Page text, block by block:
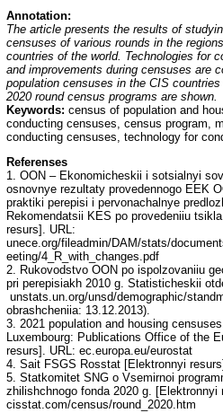
Annotation:
The article presents the results of
censuses of various rounds in the
countries of the world. Technologies for
and improvements during censuses are
population censuses in the CIS
2020 round census programs are shown.
Keywords: census of population and
conducting censuses, census program,
conducting censuses, technology for
Referenses
1. OON – Ekonomicheskii i sotsialnyi
osnovnye rezultaty provedennogo EEK
praktiki perepisi i pervonachalnye
Rekomendatsii KES po provedeniiu
resurs]. URL:
unece.org/fileadmin/DAM/stats/
eeting/4_R_with_changes.pdf
2. Rukovodstvo OON po ispolzovaniiu
pri perepisiakh 2010 g. Statisticheskii
unstats.un.org/unsd/demographic/
obrashcheniia: 13.12.2013).
3. 2021 population and housing
Luxembourg: Publications Office of the
resurs]. URL: ec.europa.eu/eurostat
4. Sait FSGS Rosstat [Elektronnyi
5. Statkomitet SNG o Vsemirnoi
zhilishchnogo fonda 2020 g. [Elektronnyi
cisstat.com/census/round_2020.htm